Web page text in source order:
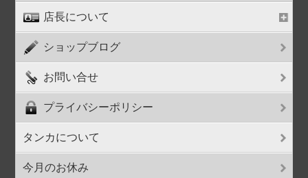
店長について
ショップブログ
お問い合せ
プライバシーポリシー
タンカについて
今月のお休み